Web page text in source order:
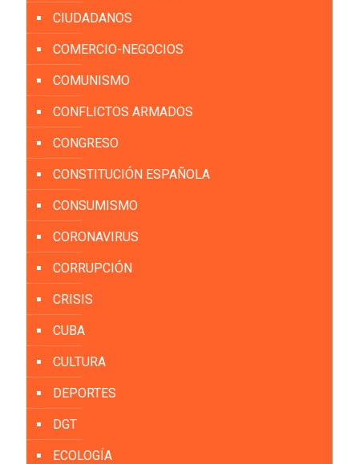
CIUDADANOS
COMERCIO-NEGOCIOS
COMUNISMO
CONFLICTOS ARMADOS
CONGRESO
CONSTITUCIÓN ESPAÑOLA
CONSUMISMO
CORONAVIRUS
CORRUPCIÓN
CRISIS
CUBA
CULTURA
DEPORTES
DGT
ECOLOGÍA